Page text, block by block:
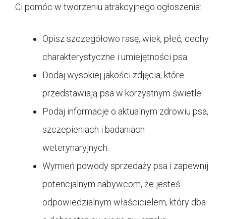
Ci pomóc w tworzeniu atrakcyjnego ogłoszenia:
Opisz szczegółowo rasę, wiek, płeć, cechy
charakterystyczne i umiejętności psa.
Dodaj wysokiej jakości zdjęcia, które
przedstawiają psa w korzystnym świetle.
Podaj informacje o aktualnym zdrowiu psa,
szczepieniach i badaniach
weterynaryjnych.
Wymień powody sprzedaży psa i zapewnij
potencjalnym nabywcom, że jesteś
odpowiedzialnym właścicielem, który dba